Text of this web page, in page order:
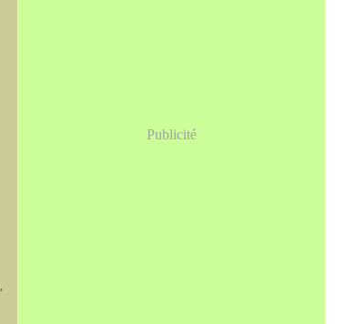
,
Publicité